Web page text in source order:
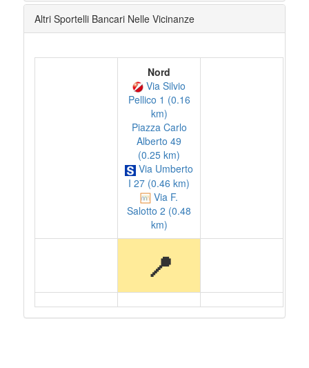
Altri Sportelli Bancari Nelle Vicinanze
Nord
Via Silvio
Pellico 1 (0.16
km)
Piazza Carlo
Alberto 49
(0.25 km)
Via Umberto
I 27 (0.46 km)
Via F.
Salotto 2 (0.48
km)
📍